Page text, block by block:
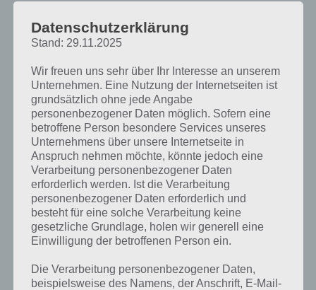
weswegen wir hier nicht allzu viel Worte verlassen wollen. In Level 56
muss man Stecker in die Steckdosen anschließen, damit alle 9
Die Lösung: Klickt einfach die äußeren Steckdosen an, sodass der
Stecker drinsteckt. Schon geht die Tür von Level 56 auf und das Level
ist gelöst. Ein Screenshot zur Lösung von Level 56 haben wir
natürlich auch für euch:
Datenschutzerklärung
Stand: 29.11.2025
Wir freuen uns sehr über Ihr Interesse an unserem
Unternehmen. Eine Nutzung der Internetseiten ist
grundsätzlich ohne jede Angabe
personenbezogener Daten möglich. Sofern eine
betroffene Person besondere Services unseres
Unternehmens über unsere Internetseite in
Anspruch nehmen möchte, könnte jedoch eine
Verarbeitung personenbezogener Daten
erforderlich werden. Ist die Verarbeitung
personenbezogener Daten erforderlich und
besteht für eine solche Verarbeitung keine
gesetzliche Grundlage, holen wir generell eine
Einwilligung der betroffenen Person ein.
Die Verarbeitung personenbezogener Daten,
beispielsweise des Namens, der Anschrift, E-Mail-